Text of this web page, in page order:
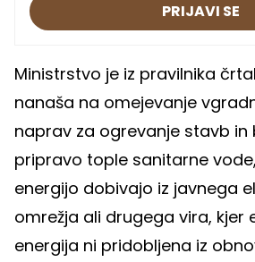
PRIJAVI SE
Ministrstvo je iz pravilnika
nanaša na omejevanje
naprav za ogrevanje stavb in
pripravo tople sanitarne
energijo dobivajo iz javnega
omrežja ali drugega vira, kjer
energija ni pridobljena iz